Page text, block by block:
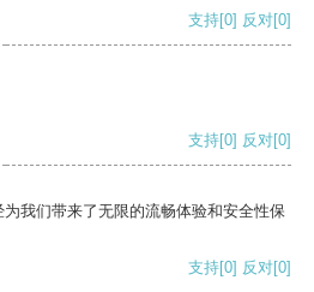
支持[0] 反对[0]
支持[0] 反对[0]
我们带来了无限的流畅体验和安全性保
支持[0] 反对[0]